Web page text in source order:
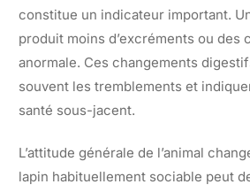
constitue un indicateur important.
produit moins d’excréments ou des
anormale. Ces changements
souvent les tremblements et
santé sous-jacent.
L’attitude générale de l’animal
lapin habituellement sociable peut